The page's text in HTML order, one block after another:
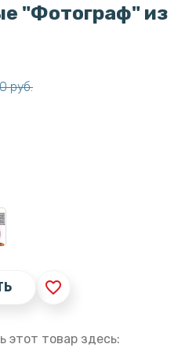
"Фотограф" из
руб.
favorite_border
этот товар здесь: